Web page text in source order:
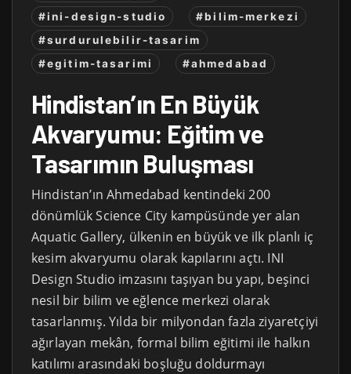
#ini-design-studio
#bilim-merkezi
#surdurulebilir-tasarim
#egitim-tasarimi
#ahmedabad
Hindistan’ın En Büyük
Akvaryumu: Eğitim ve
Tasarımın Buluşması
Hindistan’ın Ahmedabad kentindeki 200
dönümlük Science City kampüsünde yer alan
Aquatic Gallery, ülkenin en büyük ve ilk planlı iç
kesim akvaryumu olarak kapılarını açtı. INI
Design Studio imzasını taşıyan bu yapı, beşinci
nesil bir bilim ve eğlence merkezi olarak
tasarlanmış. Yılda bir milyondan fazla ziyaretçiyi
ağırlayan mekân, formal bilim eğitimi ile halkın
katılımı arasındaki boşluğu doldurmayı